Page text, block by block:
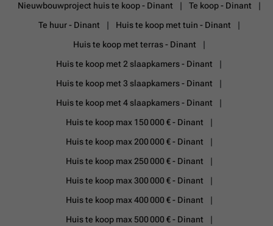
Nieuwbouwproject huis te koop - Dinant
Te koop - Dinant
Te huur - Dinant
Huis te koop met tuin - Dinant
Huis te koop met terras - Dinant
Huis te koop met 2 slaapkamers - Dinant
Huis te koop met 3 slaapkamers - Dinant
Huis te koop met 4 slaapkamers - Dinant
Huis te koop max 150 000 € - Dinant
Huis te koop max 200 000 € - Dinant
Huis te koop max 250 000 € - Dinant
Huis te koop max 300 000 € - Dinant
Huis te koop max 400 000 € - Dinant
Huis te koop max 500 000 € - Dinant